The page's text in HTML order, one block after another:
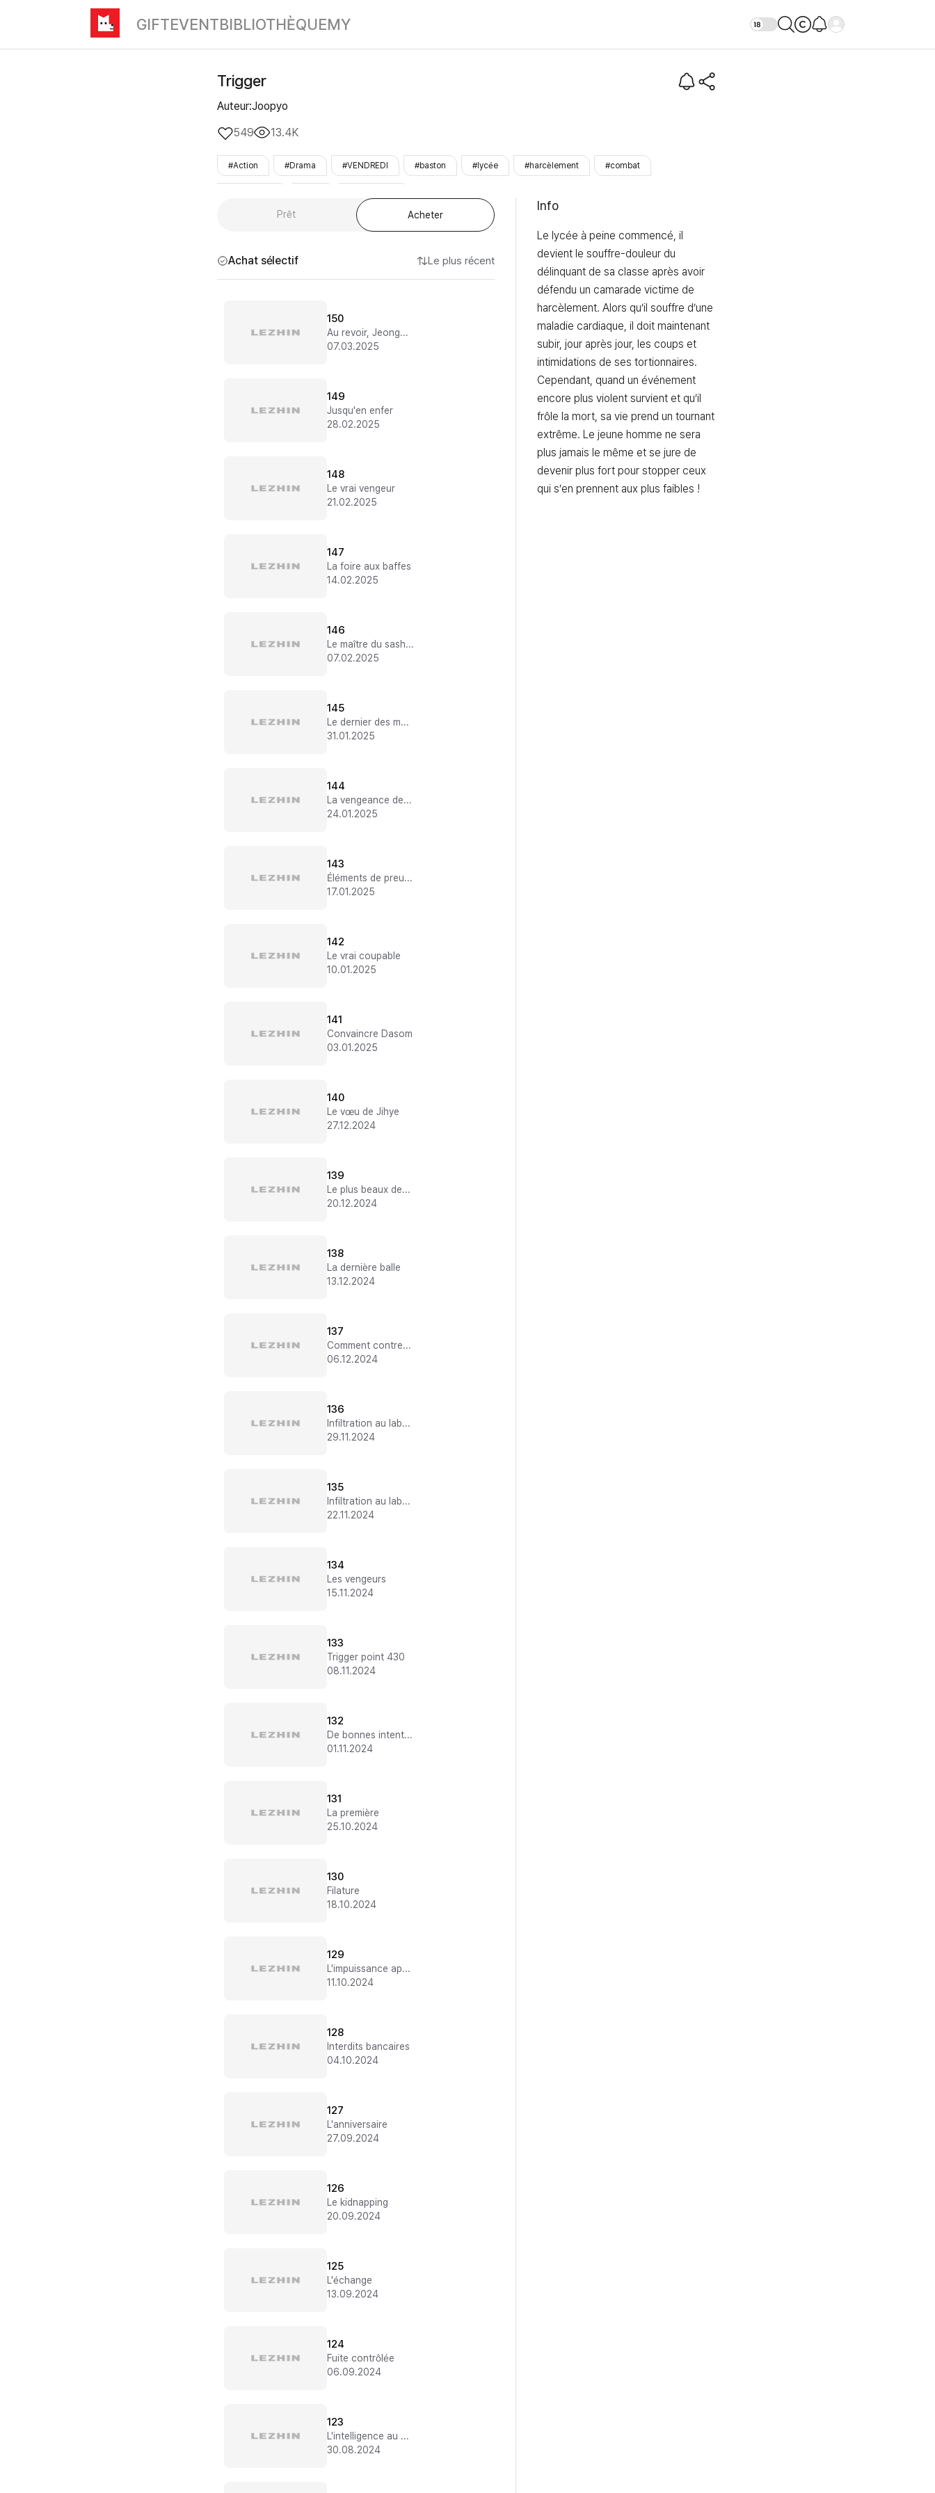
GIFTEVENTBIBLIOTHÈQUEMY
Trigger
Auteur:Joopyo
549
13.4K
#Action #Drama #VENDREDI #baston #lycée #harcèlement #combat
Prêt Acheter
Achat sélectif Le plus récent
150
Au revoir, Jeongwook
07.03.2025
149
Jusqu'en enfer
28.02.2025
148
Le vrai vengeur
21.02.2025
147
La foire aux baffes
14.02.2025
146
Le maître du sashimi
07.02.2025
145
Le dernier des monstres
31.01.2025
144
La vengeance de Son Jeongsu
24.01.2025
143
Éléments de preuve
17.01.2025
142
Le vrai coupable
10.01.2025
141
Convaincre Dasom
03.01.2025
140
Le vœu de Jihye
27.12.2024
139
Le plus beaux des cadeaux
20.12.2024
138
La dernière balle
13.12.2024
137
Comment contrer un Dokkaebi
06.12.2024
136
Infiltration au labo 2
29.11.2024
135
Infiltration au labo 1
22.11.2024
134
Les vengeurs
15.11.2024
133
Trigger point 430
08.11.2024
132
De bonnes intentions
01.11.2024
131
La première
25.10.2024
130
Filature
18.10.2024
129
L'impuissance apprise
11.10.2024
128
Interdits bancaires
04.10.2024
127
L'anniversaire
27.09.2024
126
Le kidnapping
20.09.2024
125
L'échange
13.09.2024
124
Fuite contrôlée
06.09.2024
123
L'intelligence au combat
30.08.2024
Info
Le lycée à peine commencé, il
devient le souffre-douleur du
délinquant de sa classe après avoir
défendu un camarade victime de
harcèlement. Alors qu’il souffre d’une
maladie cardiaque, il doit maintenant
subir, jour après jour, les coups et
intimidations de ses tortionnaires.
Cependant, quand un événement
encore plus violent survient et qu’il
frôle la mort, sa vie prend un tournant
extrême. Le jeune homme ne sera
plus jamais le même et se jure de
devenir plus fort pour stopper ceux
qui s’en prennent aux plus faibles !